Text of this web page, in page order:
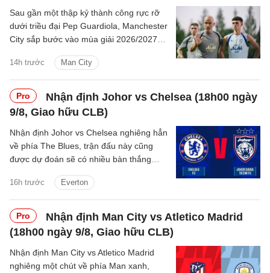
14h trước Man City
Sau gần một thập kỷ thành công rực rỡ
dưới triều đại Pep Guardiola, Manchester
City sắp bước vào mùa giải 2026/2027
trên băng ghế chỉ đạo.
Pro
Nhận định Johor vs Chelsea (18h00 ngày
9/8, Giao hữu CLB)
16h trước Everton
Nhận định Johor vs Chelsea nghiêng hẳn
về phía The Blues, trận đấu này cũng
được dự đoán sẽ có nhiều bàn thắng
Pro
Nhận định Man City vs Atletico Madrid
(18h00 ngày 9/8, Giao hữu CLB)
Nhận định Man City vs Atletico Madrid
nghiêng một chút về phía Man xanh,